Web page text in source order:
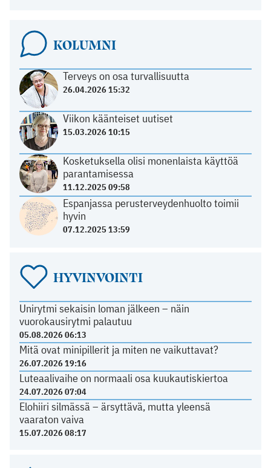
KOLUMNI
Terveys on osa turvallisuutta
26.04.2026 15:32
Viikon käänteiset uutiset
15.03.2026 10:15
Kosketuksella olisi monenlaista käyttöä
parantamisessa
11.12.2025 09:58
Espanjassa perusterveydenhuolto toimii
hyvin
07.12.2025 13:59
HYVINVOINTI
Unirytmi sekaisin loman jälkeen – näin
vuorokausirytmi palautuu
05.08.2026 06:13
Mitä ovat minipillerit ja miten ne vaikuttavat?
26.07.2026 19:16
Luteaalivaihe on normaali osa kuukautiskiertoa
24.07.2026 07:04
Elohiiri silmässä – ärsyttävä, mutta yleensä
vaaraton vaiva
15.07.2026 08:17